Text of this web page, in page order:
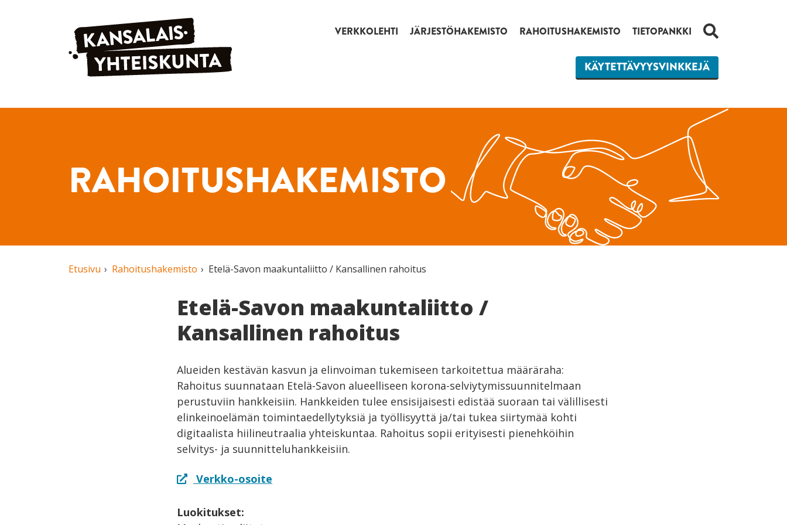
Siirry sisältöön VERKKOLEHTI JÄRJESTÖHAKEMISTO RAHOITUSHAKEMISTO TIETOPANKKI HAKU
KÄYTETTÄVYYSVINKKEJÄ
RAHOITUSHAKEMISTO
Etusivu Rahoitushakemisto Etelä-Savon maakuntaliitto / Kansallinen rahoitus
Etelä-Savon maakuntaliitto /
Kansallinen rahoitus
Alueiden kestävän kasvun ja elinvoiman tukemiseen tarkoitettua määräraha:
Rahoitus suunnataan Etelä-Savon alueelliseen korona-selviytymissuunnitelmaan
perustuviin hankkeisiin. Hankkeiden tulee ensisijaisesti edistää suoraan tai välillisesti
elinkeinoelämän toimintaedellytyksiä ja työllisyyttä ja/tai tukea siirtymää kohti
digitaalista hiilineutraalia yhteiskuntaa. Rahoitus sopii erityisesti pienehköihin
selvitys- ja suunnitteluhankkeisiin.
Verkko-osoite
Luokitukset: